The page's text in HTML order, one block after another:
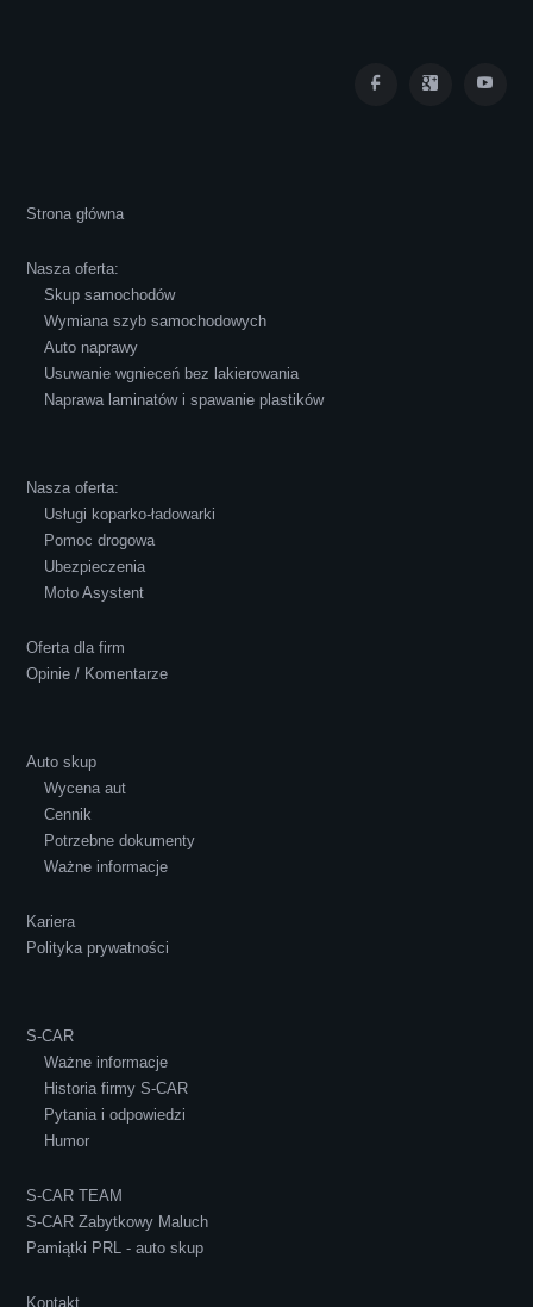
atmosferze, czego z reguły nie można
powiedzieć o innych firmach tego type.
Pozdrawiam i polecam!
Polecam S-Car.pl, szybka i bardzo miła
Strona główna
Nasza oferta:
Skup samochodów
Wymiana szyb samochodowych
Auto naprawy
Usuwanie wgnieceń bez lakierowania
Naprawa laminatów i spawanie plastików
Nasza oferta:
Usługi koparko-ładowarki
Pomoc drogowa
Ubezpieczenia
Moto Asystent
Oferta dla firm
Opinie / Komentarze
Auto skup
Wycena aut
Cennik
Potrzebne dokumenty
Ważne informacje
Kariera
Polityka prywatności
S-CAR
Ważne informacje
Historia firmy S-CAR
Pytania i odpowiedzi
Humor
S-CAR TEAM
S-CAR Zabytkowy Maluch
Pamiątki PRL - auto skup
Kontakt